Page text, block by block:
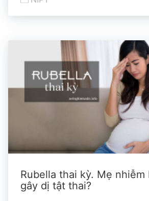
Rubella thai kỳ. Mẹ nhiễm
gây dị tật thai?